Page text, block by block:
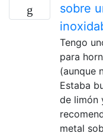
sobre
Tengo
para
(aunque
Estaba
de limón
metal